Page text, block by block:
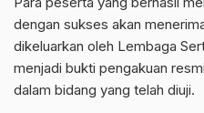
dengan sukses akan
dikeluarkan oleh Lembaga
menjadi bukti pengakuan
dalam bidang yang telah diuji.